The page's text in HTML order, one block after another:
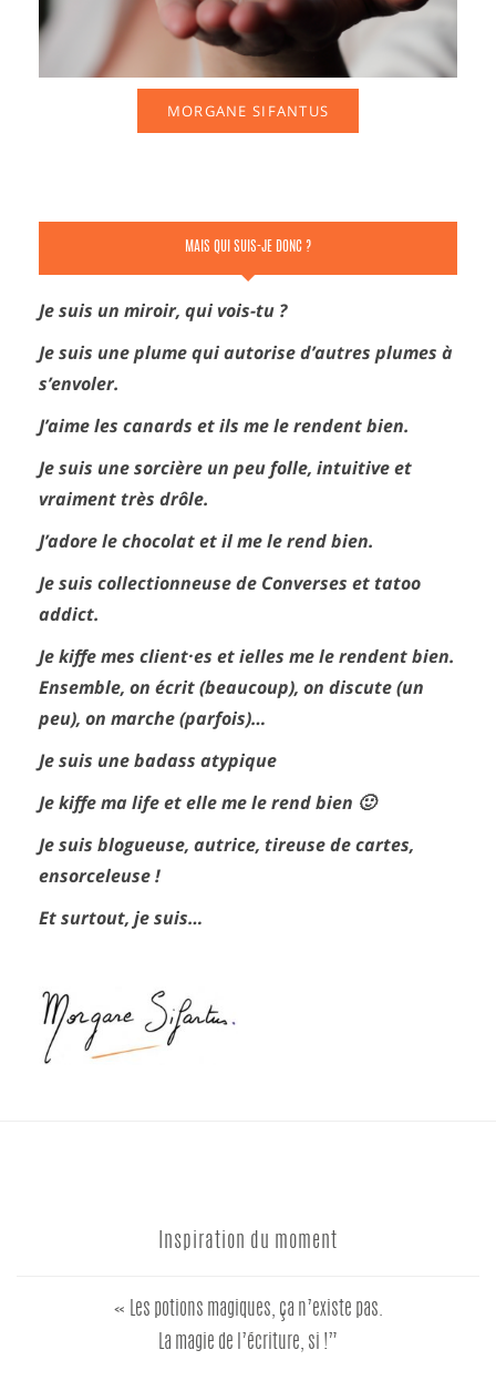
MORGANE SIFANTUS
MAIS QUI SUIS-JE DONC ?
Je suis un miroir, qui vois-tu ?
Je suis une plume qui autorise d’autres plumes à
s’envoler.
J’aime les canards et ils me le rendent bien.
Je suis une sorcière un peu folle, intuitive et
vraiment très drôle.
J’adore le chocolat et il me le rend bien.
Je suis collectionneuse de Converses et tatoo
addict.
Je kiffe mes client·es et ielles me le rendent bien.
Ensemble, on écrit (beaucoup), on discute (un
peu), on marche (parfois)…
Je suis une badass atypique
Je kiffe ma life et elle me le rend bien 🙂
Je suis blogueuse, autrice, tireuse de cartes,
ensorceleuse !
Et surtout, je suis…
Inspiration du moment
« Les potions magiques, ça n’existe pas.
La magie de l’écriture, si !”